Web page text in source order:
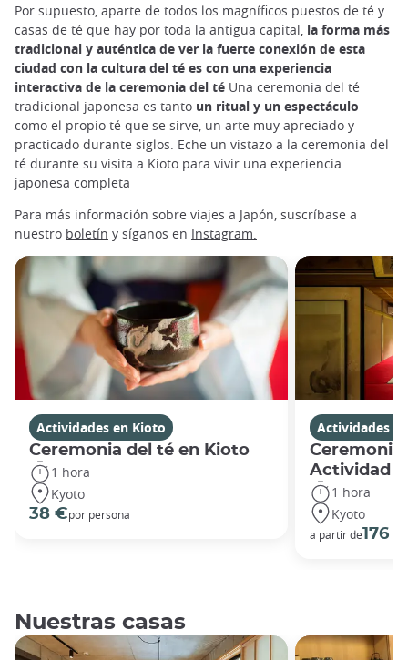
Por supuesto, aparte de todos los magníficos puestos de té y
casas de té que hay por toda la antigua capital, la forma más
tradicional y auténtica de ver la fuerte conexión de esta
ciudad con la cultura del té es con una experiencia
interactiva de la ceremonia del té Una ceremonia del té
tradicional japonesa es tanto un ritual y un espectáculo
como el propio té que se sirve, un arte muy apreciado y
practicado durante siglos. Eche un vistazo a la ceremonia del
té durante su visita a Kioto para vivir una experiencia
japonesa completa
Para más información sobre viajes a Japón, suscríbase a
nuestro boletín y síganos en Instagram.
Actividades en Kioto
Ceremonia del té en Kioto
1 hora
Kyoto
38 €por persona
Actividades
Ceremonia
Actividad
1 hora
Kyoto
a partir de176 €
Nuestras casas